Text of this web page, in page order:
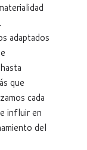
adaptados
que
cada
influir en
del